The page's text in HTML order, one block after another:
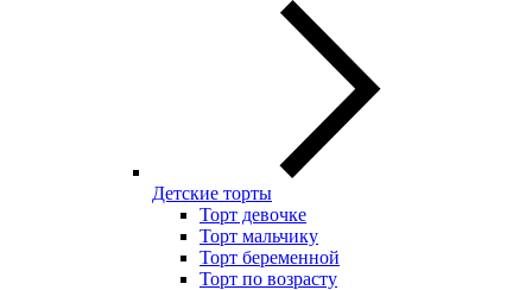
Детские торты
Торт девочке
Торт мальчику
Торт беременной
Торт по возрасту